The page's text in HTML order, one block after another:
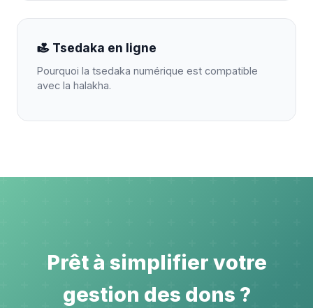
Tsedaka en ligne
Pourquoi la tsedaka numérique est compatible
avec la halakha.
Prêt à simplifier votre
gestion des dons ?